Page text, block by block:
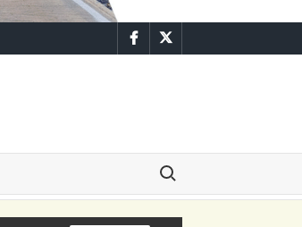
FacebookTwitter
Buscar: